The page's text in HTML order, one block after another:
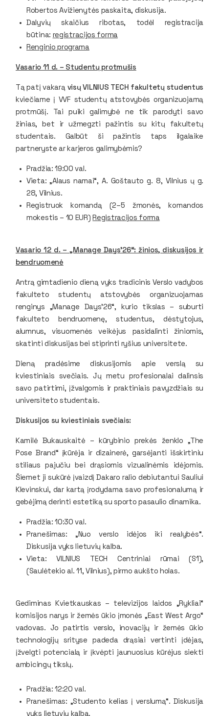
Robertos Avižienytės paskaita, diskusija.
Dalyvių skaičius ribotas, todėl registracija
būtina: registracijos forma
Renginio programa
Vasario 11 d. – Studentų protmušis
Tą patį vakarą visų VILNIUS TECH fakultetų studentus
kviečiame į VVF studentų atstovybės organizuojamą
protmūšį. Tai puiki galimybė ne tik parodyti savo
žinias, bet ir užmegzti pažintis su kitų fakultetų
studentais. Galbūt ši pažintis taps ilgalaike
partneryste ar karjeros galimybėmis?
Pradžia: 19:00 val.
Vieta: „Alaus namai“, A. Goštauto g. 8, Vilnius ų g.
28, Vilnius.
Registruok komandą (2–5 žmonės, komandos
mokestis – 10 EUR)Registracijos forma
Vasario 12 d. – „Manage Days’26“: žinios, diskusijos ir
bendruomenė
Antrą gimtadienio dieną vyks tradicinis Verslo vadybos
fakulteto studentų atstovybės organizuojamas
renginys „Manage Days’26“, kurio tikslas – suburti
fakulteto bendruomenę, studentus, dėstytojus,
alumnus, visuomenės veikėjus pasidalinti žiniomis,
skatinti diskusijas bei stiprinti ryšius universitete.
Dieną pradėsime diskusijomis apie verslą su
kviestiniais svečiais. Jų metu profesionalai dalinsis
savo patirtimi, įžvalgomis ir praktiniais pavyzdžiais su
universiteto studentais.
Diskusijos su kviestiniais svečiais:
Kamilė Bukauskaitė – kūrybinio prekės ženklo „The
Pose Brand“ įkūrėja ir dizainerė, garsėjanti išskirtiniu
stiliaus pajučiu bei drąsiomis vizualinėmis idėjomis.
Šiemet ji sukūrė įvaizdį Dakaro ralio debiutantui Sauliui
Klevinskui, dar kartą įrodydama savo profesionalumą ir
gebėjimą derinti estetiką su sporto pasaulio dinamika.
Pradžia: 10:30 val.
Pranešimas: „Nuo verslo idėjos iki realybės“.
Diskusija vyks lietuvių kalba.
Vieta: VILNIUS TECH Centriniai rūmai (S1),
(Saulėtekio al. 11, Vilnius), pirmo aukšto holas.
Gediminas Kvietkauskas – televizijos laidos „Rykliai“
komisijos narys ir žemės ūkio įmonės „East West Argo“
vadovas. Jo patirtis verslo, inovacijų ir žemės ūkio
technologijų srityse padeda drąsiai vertinti įdėjas,
įžvelgti potencialą ir įkvėpti jaunuosius kūrėjus siekti
ambicingų tikslų.
Pradžia: 12:20 val.
Pranešimas: „Studento kelias į verslumą“. Diskusija
vyks lietuvių kalba.